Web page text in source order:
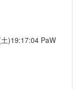
)19:17:04 PaW